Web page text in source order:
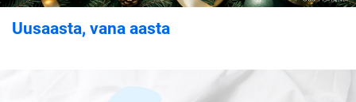
Uusaasta, vana aasta